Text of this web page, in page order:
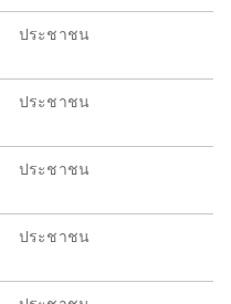
ประชาชน
ประชาชน
ประชาชน
ประชาชน